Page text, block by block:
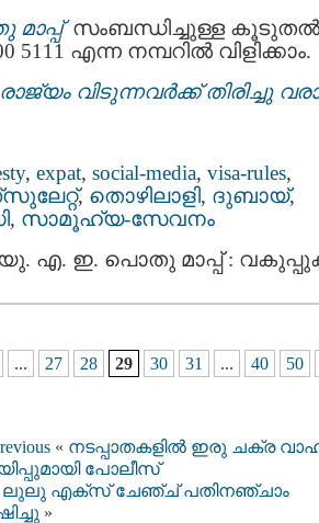
സംബന്ധിച്ചുള്ള കൂടുതൽ
5111 എന്ന നമ്പറിൽ വിളിക്കാം.
വിടുന്നവര്‍ക്ക് തിരിച്ചു
, expat, social-media, visa-rules,
, തൊഴിലാളി, ദുബായ്‌,
, സാമൂഹ്യ-സേവനം
യു. എ. ഇ. പൊതു മാപ്പ് :
... 27 28 29 30 31 ... 40
50
« നടപ്പാതകളിൽ ഇരു ചക്ര
പോലീസ്
ലുലു എക്സ് ചേഞ്ച് പതിനഞ്ചാം
»